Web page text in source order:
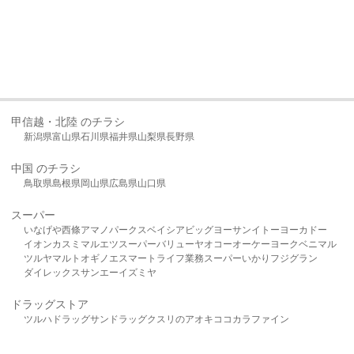
甲信越・北陸 のチラシ
新潟県富山県石川県福井県山梨県長野県
中国 のチラシ
鳥取県島根県岡山県広島県山口県
スーパー
いなげや西條アマノパークスベイシア ビッグヨーサンイトーヨーカドー
イオンカスミ マルエツスーパーバリューヤオコーオーケー ヨークベニマル
ツルヤマルト オギノ エスマート ライフ業務スーパーいかり フジグラン
ダイレックスサンエーイズミヤ
ドラッグストア
ツルハドラッグサンドラッグクスリのアオキ ココカラファイン